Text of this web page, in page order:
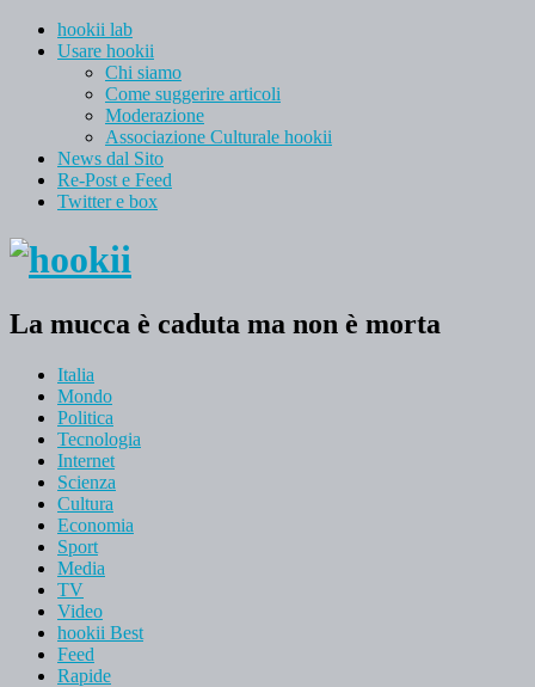
hookii lab
Usare hookii
Chi siamo
Come suggerire articoli
Moderazione
Associazione Culturale hookii
News dal Sito
Re-Post e Feed
Twitter e box
La mucca è caduta ma non è morta
Italia
Mondo
Politica
Tecnologia
Internet
Scienza
Cultura
Economia
Sport
Media
TV
Video
hookii Best
Feed
Rapide